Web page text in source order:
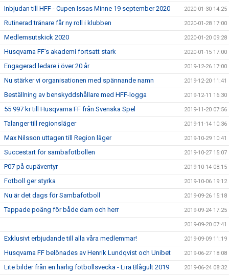
Inbjudan till HFF - Cupen Issas Minne 19 september 2020 2020-01-30 14:25
Rutinerad tränare får ny roll i klubben 2020-01-28 17:00
Medlemsutskick 2020 2020-01-20 09:28
Husqvarna FF’s akademi fortsatt stark 2020-01-15 17:00
Engagerad ledare i över 20 år 2019-12-26 17:00
Nu stärker vi organisationen med spännande namn 2019-12-20 11:41
Beställning av benskyddshållare med HFF-logga 2019-12-11 16:30
55 997 kr till Husqvarna FF från Svenska Spel 2019-11-20 07:56
Talanger till regionsläger 2019-11-14 10:36
Max Nilsson uttagen till Region läger 2019-10-29 10:41
Succestart för sambafotbollen 2019-10-27 15:07
P07 på cupäventyr 2019-10-14 08:15
Fotboll ger styrka 2019-10-06 19:12
Nu är det dags för Sambafotboll 2019-09-26 15:18
Tappade poäng för både dam och herr 2019-09-24 17:25
2019-09-20 07:41
Exklusivt erbjudande till alla våra medlemmar! 2019-09-09 11:19
Husqvarna FF belönades av Henrik Lundqvist och Unibet 2019-06-27 18:08
Lite bilder från en härlig fotbollsvecka - Lira Blågult 2019 2019-06-24 08:32